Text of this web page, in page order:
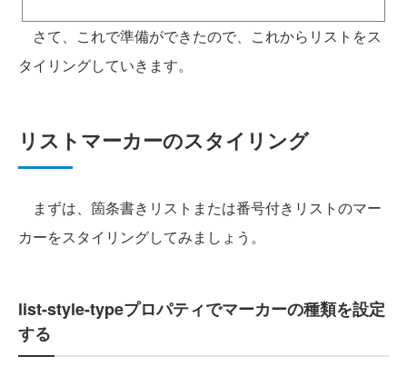
さて、これで準備ができたので、これからリストをス
タイリングしていきます。
リストマーカーのスタイリング
まずは、箇条書きリストまたは番号付きリストのマー
カーをスタイリングしてみましょう。
list-style-typeプロパティでマーカーの種類を設定
する